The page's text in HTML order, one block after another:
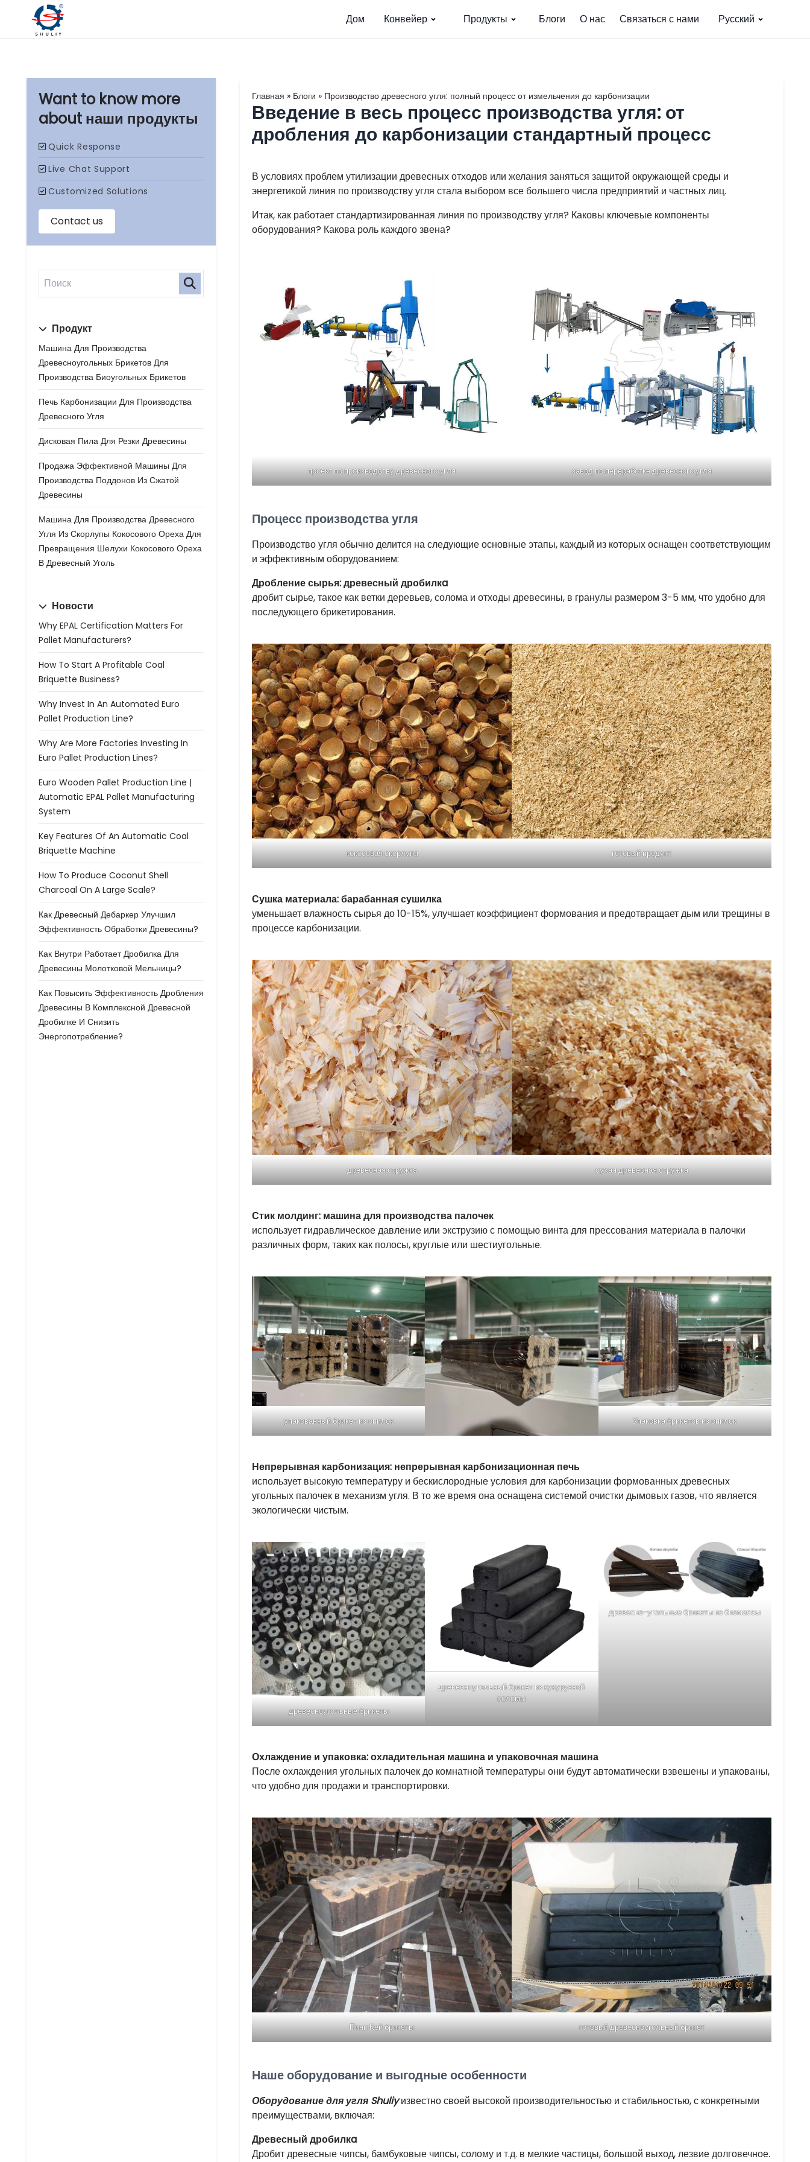
Дом Конвейер Продукты Блоги О нас Связаться с нами Русский
наши продукты
Продукт
Машина Для Производства
Древесноугольных Брикетов Для
Производства Биоугольных Брикетов
Печь Карбонизации Для Производства
Древесного Угля
Дисковая Пила Для Резки Древесины
Продажа Эффективной Машины Для
Производства Поддонов Из Сжатой
Древесины
Машина Для Производства Древесного
Угля Из Скорлупы Кокосового Ореха Для
Превращения Шелухи Кокосового Ореха
В Древесный Уголь
Новости
Why EPAL Certification Matters For
Pallet Manufacturers?
How To Start A Profitable Coal
Briquette Business?
Why Invest In An Automated Euro
Pallet Production Line?
Why Are More Factories Investing In
Euro Pallet Production Lines?
Euro Wooden Pallet Production Line |
Automatic EPAL Pallet Manufacturing
System
Key Features Of An Automatic Coal
Briquette Machine
How To Produce Coconut Shell
Charcoal On A Large Scale?
Как Древесный Дебаркер Улучшил
Эффективность Обработки Древесины?
Как Внутри Работает Дробилка Для
Древесины Молотковой Мельницы?
Как Повысить Эффективность Дробления
Древесины В Комплексной Древесной
Дробилке И Снизить
Энергопотребление?
Главная » Блоги » Производство древесного угля: полный процесс от измельчения до карбонизации
Введение в весь процесс производства угля: от
дробления до карбонизации стандартный процесс
В условиях проблем утилизации древесных отходов или желания заняться защитой окружающей среды и
энергетикой линия по производству угля стала выбором все большего числа предприятий и частных лиц.
Итак, как работает стандартизированная линия по производству угля? Каковы ключевые компоненты
оборудования? Какова роль каждого звена?
проект по производству древесного угля завод по переработке древесного угля
Процесс производства угля
Производство угля обычно делится на следующие основные этапы, каждый из которых оснащен соответствующим
и эффективным оборудованием:
Дробление сырья: древесный дробилкa
дробит сырье, такое как ветки деревьев, солома и отходы древесины, в гранулы размером 3-5 мм, что удобно для
последующего брикетирования.
кокосовая скорлупа готовый продукт
Сушка материала: барабанная сушилка
уменьшает влажность сырья до 10-15%, улучшает коэффициент формования и предотвращает дым или трещины в
процессе карбонизации.
древесная стружка сухая древесная стружка
Стик молдинг: машина для производства палочек
использует гидравлическое давление или экструзию с помощью винта для прессования материала в палочки
различных форм, таких как полосы, круглые или шестиугольные.
упакованный брикет из опилок Упаковка брикетов из опилок
Непрерывная карбонизация: непрерывная карбонизационная печь
использует высокую температуру и бескислородные условия для карбонизации формованных древесных
угольных палочек в механизм угля. В то же время она оснащена системой очистки дымовых газов, что является
экологически чистым.
древесноугольные брикеты
древесноугольный брикет из кукурузной
соломы
древесно-угольные брикеты из биомассы
Охлаждение и упаковка: охладительная машина и упаковочная машина
После охлаждения угольных палочек до комнатной температуры они будут автоматически взвешены и упакованы,
что удобно для продажи и транспортировки.
Пини Кей брикеты готовый древесноугольный брикет
Наше оборудование и выгодные особенности
Оборудование для угля Shuliyизвестно своей высокой производительностью и стабильностью, с конкретными
преимуществами, включая:
Древесный дробилкa
Дробит древесные чипсы, бамбуковые чипсы, солому и т.д. в мелкие частицы, большой выход, лезвие долговечное.